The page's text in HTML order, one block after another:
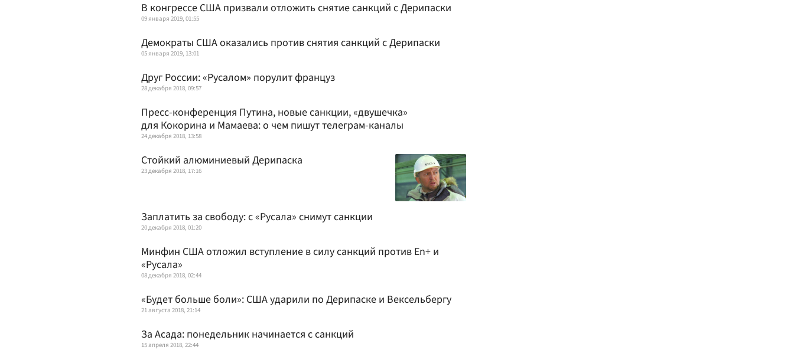
В конгрессе США призвали отложить снятие санкций с Дерипаски
09 января 2019, 01:55
Демократы США оказались против снятия санкций с Дерипаски
05 января 2019, 13:01
Друг России: «Русалом» порулит француз
28 декабря 2018, 09:57
Пресс-конференция Путина, новые санкции, «двушечка»
для Кокорина и Мамаева: о чем пишут телеграм-каналы
24 декабря 2018, 13:58
Стойкий алюминиевый Дерипаска
23 декабря 2018, 17:16
Заплатить за свободу: с «Русала» снимут санкции
20 декабря 2018, 01:20
Минфин США отложил вступление в силу санкций против En+ и
«Русала»
08 декабря 2018, 02:44
«Будет больше боли»: США ударили по Дерипаске и Вексельбергу
21 августа 2018, 21:14
За Асада: понедельник начинается с санкций
15 апреля 2018, 22:44